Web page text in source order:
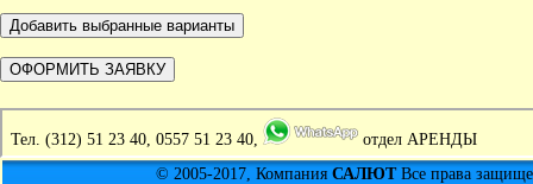
Тел. (312) 51 23 40, 0557 51 23 40,
отдел АРЕНДЫ
© 2005-2017, Компания САЛЮТВсе права